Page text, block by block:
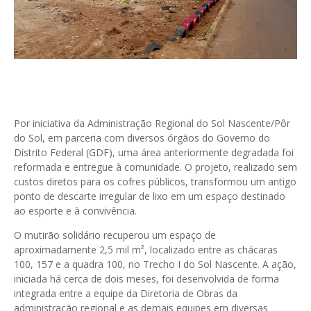
Por iniciativa da Administração Regional do Sol Nascente/Pôr
do Sol, em parceria com diversos órgãos do Governo do
Distrito Federal (GDF), uma área anteriormente degradada foi
reformada e entregue à comunidade. O projeto, realizado sem
custos diretos para os cofres públicos, transformou um antigo
ponto de descarte irregular de lixo em um espaço destinado
ao esporte e à convivência.
O mutirão solidário recuperou um espaço de
aproximadamente 2,5 mil m², localizado entre as chácaras
100, 157 e a quadra 100, no Trecho I do Sol Nascente. A ação,
iniciada há cerca de dois meses, foi desenvolvida de forma
integrada entre a equipe da Diretoria de Obras da
administração regional e as demais equipes em diversas